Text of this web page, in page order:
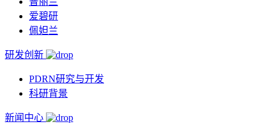
爱碧研
佩妲兰
研发创新
PDRN研究与开发
科研背景
新闻中心